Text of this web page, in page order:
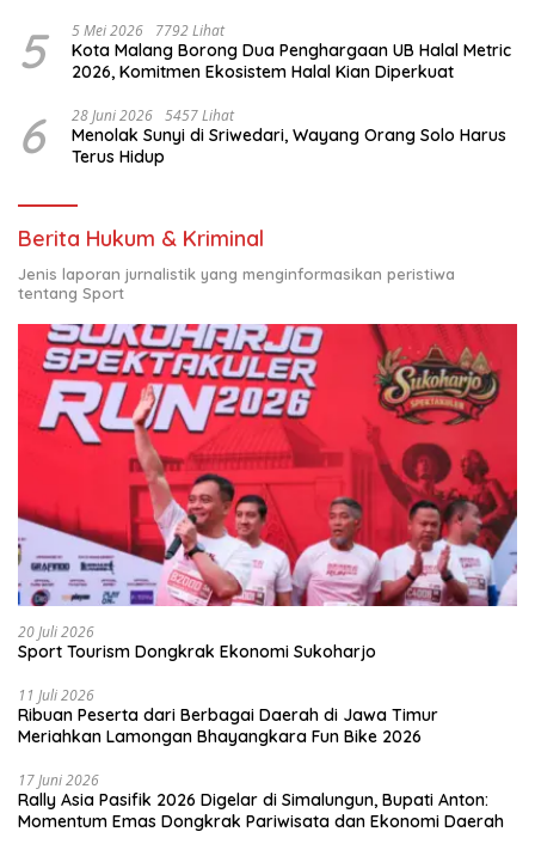
5 5 Mei 2026 7792 Lihat
Kota Malang Borong Dua Penghargaan UB Halal Metric
2026, Komitmen Ekosistem Halal Kian Diperkuat
6 28 Juni 2026 5457 Lihat
Menolak Sunyi di Sriwedari, Wayang Orang Solo Harus
Terus Hidup
Berita Hukum & Kriminal
Jenis laporan jurnalistik yang menginformasikan peristiwa
tentang Sport
20 Juli 2026
Sport Tourism Dongkrak Ekonomi Sukoharjo
11 Juli 2026
Ribuan Peserta dari Berbagai Daerah di Jawa Timur
Meriahkan Lamongan Bhayangkara Fun Bike 2026
17 Juni 2026
Rally Asia Pasifik 2026 Digelar di Simalungun, Bupati Anton:
Momentum Emas Dongkrak Pariwisata dan Ekonomi Daerah